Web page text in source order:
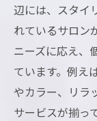
辺には、スタイ
れているサロン
ニーズに応え、
ています。例え
やカラー、リラ
サービスが揃っ